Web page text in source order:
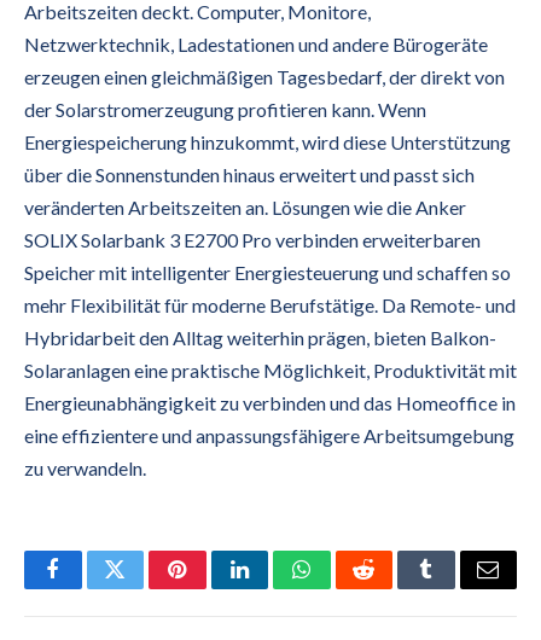
Arbeitszeiten deckt. Computer, Monitore,
Netzwerktechnik, Ladestationen und andere Bürogeräte
erzeugen einen gleichmäßigen Tagesbedarf, der direkt von
der Solarstromerzeugung profitieren kann. Wenn
Energiespeicherung hinzukommt, wird diese Unterstützung
über die Sonnenstunden hinaus erweitert und passt sich
veränderten Arbeitszeiten an. Lösungen wie die Anker
SOLIX Solarbank 3 E2700 Pro verbinden erweiterbaren
Speicher mit intelligenter Energiesteuerung und schaffen so
mehr Flexibilität für moderne Berufstätige. Da Remote- und
Hybridarbeit den Alltag weiterhin prägen, bieten Balkon-
Solaranlagen eine praktische Möglichkeit, Produktivität mit
Energieunabhängigkeit zu verbinden und das Homeoffice in
eine effizientere und anpassungsfähigere Arbeitsumgebung
zu verwandeln.
FacebookTwitterPinterestLinkedInWhatsAppRedditTumblrEmail